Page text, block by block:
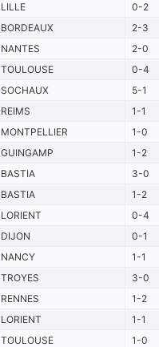
LILLE 0-2
BORDEAUX 2-3
NANTES 2-0
TOULOUSE 0-4
SOCHAUX 5-1
REIMS 1-1
MONTPELLIER 1-0
GUINGAMP 1-2
BASTIA 3-0
BASTIA 1-2
LORIENT 0-4
DIJON 0-1
NANCY 1-1
TROYES 3-0
RENNES 1-2
LORIENT 1-1
TOULOUSE 1-0